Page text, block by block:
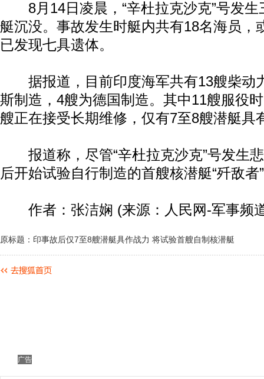
8月14日凌晨，“辛杜拉克沙克”号发生
艇沉没。事故发生时艇内共有18名海员，
已发现七具遗体。
据报道，目前印度海军共有13艘柴动
斯制造，4艘为德国制造。其中11艘服役
艘正在接受长期维修，仅有7至8艘潜艇具
报道称，尽管“辛杜拉克沙克”号发生
后开始试验自行制造的首艘核潜艇“歼敌者
作者：张洁娴 (来源：人民网-军事频
原标题：印事故后仅7至8艘潜艇具作战力 将试验首艘自制核潜艇
广告